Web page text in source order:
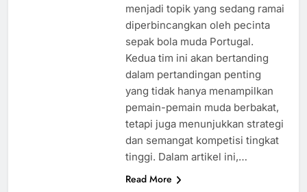
menjadi topik yang sedang ramai
diperbincangkan oleh pecinta
sepak bola muda Portugal.
Kedua tim ini akan bertanding
dalam pertandingan penting
yang tidak hanya menampilkan
pemain-pemain muda berbakat,
tetapi juga menunjukkan strategi
dan semangat kompetisi tingkat
tinggi. Dalam artikel ini,…
Read More